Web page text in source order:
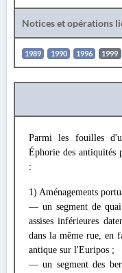
Notices et opérations
1989 1990 1996 1999
Parmi les fouilles
Éphorie des antiquités
:
1) Aménagements
— un segment de
assises inférieures
dans la même rue, en
antique sur l'Euripos ;
— un segment des